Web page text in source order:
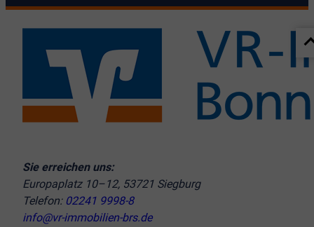
Sie erreichen uns:
Europaplatz 10–12, 53721 Siegburg
Telefon: 02241 9998-8
info@vr-immobilien-brs.de